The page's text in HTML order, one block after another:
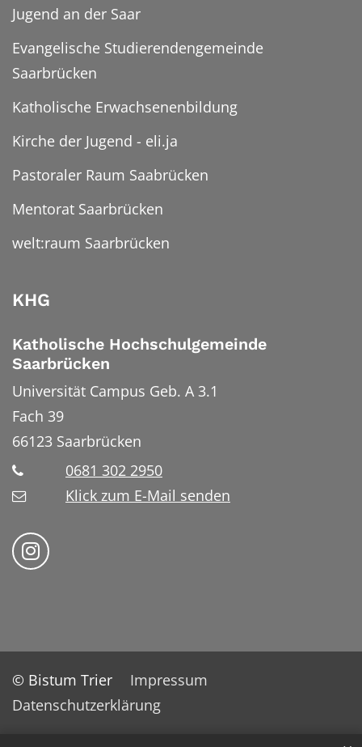
Jugend an der Saar
Evangelische Studierendengemeinde
Saarbrücken
Katholische Erwachsenenbildung
Kirche der Jugend - eli.ja
Pastoraler Raum Saabrücken
Mentorat Saarbrücken
welt:raum Saarbrücken
KHG
Katholische Hochschulgemeinde
Saarbrücken
Universität Campus Geb. A 3.1
Fach 39
66123 Saarbrücken
0681 302 2950
Klick zum E-Mail senden
Bistum Trier auf Instragram
© Bistum Trier
Impressum
Datenschutzerklärung